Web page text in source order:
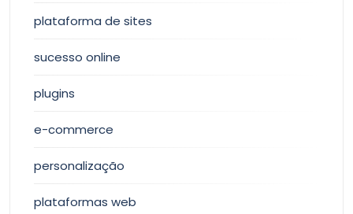
plataforma de sites
sucesso online
plugins
e-commerce
personalização
plataformas web